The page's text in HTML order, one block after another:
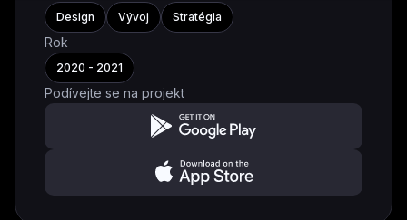
Design Vývoj Stratégia
Rok
2020 - 2021
Podívejte se na projekt